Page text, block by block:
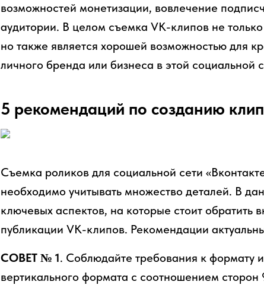
возможностей монетизации, вовлечение
аудитории. В целом съемка VK-клипов не только
но также является хорошей возможностью для
личного бренда или бизнеса в этой социальной
5 рекомендаций по созданию
Съемка роликов для социальной сети
необходимо учитывать множество деталей. В
ключевых аспектов, на которые стоит обратить
публикации VK-клипов. Рекомендации
СОВЕТ № 1. Соблюдайте требования к формату
вертикального формата с соотношением